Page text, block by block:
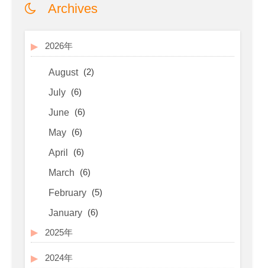
Archives
2026年
August (2)
July (6)
June (6)
May (6)
April (6)
March (6)
February (5)
January (6)
2025年
2024年